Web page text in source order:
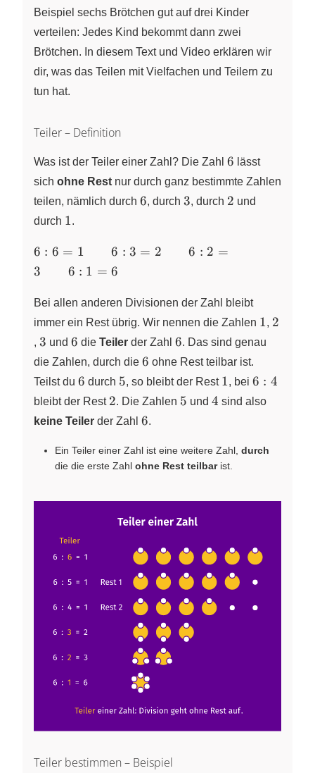
Beispiel sechs Brötchen gut auf drei Kinder
verteilen: Jedes Kind bekommt dann zwei
Brötchen. In diesem Text und Video erklären wir
dir, was das Teilen mit Vielfachen und Teilern zu
tun hat.
Teiler – Definition
Was ist der Teiler einer Zahl? Die Zahl 6
6 lässt
sich ohne Rest nur durch ganz bestimmte Zahlen
teilen, nämlich durch 6
6, durch 3
3, durch 2
2 und
durch 1
1.
6:6=1
\qquad
\qquad
6:2=3
\qquad
6:1=6
6 : 6 = 1 6 : 3 = 2 6 : 2 =
3
6 : 1 = 6
Bei allen anderen Divisionen der Zahl bleibt
immer ein Rest übrig. Wir nennen die Zahlen 1
1, 2
2
, 3
3 und 6
6 die Teiler der Zahl 6
6. Das sind genau
die Zahlen, durch die 6
6 ohne Rest teilbar ist.
Teilst du 6
6 durch 5
5, so bleibt der Rest 1
1, bei 6:4
6 : 4
bleibt der Rest 2
2. Die Zahlen 5
5 und 4
4 sind also
keine Teiler der Zahl 6
6.
Ein Teiler einer Zahl ist eine weitere Zahl, durch
die die erste Zahl ohne Rest teilbarist.
Teiler bestimmen – Beispiel